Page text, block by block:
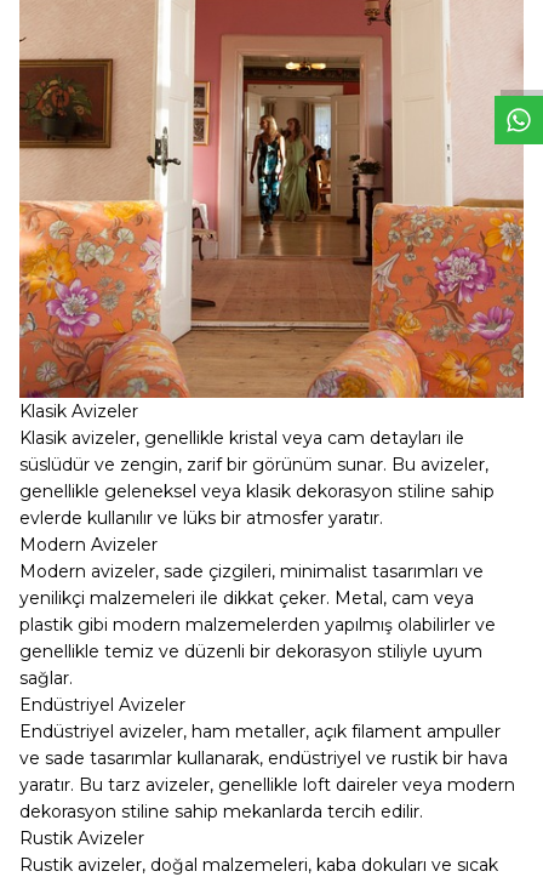
W
h
t
s
a
p
p
D
e
s
e
H
a
t
t
Klasik Avizeler
Klasik avizeler, genellikle kristal veya cam detayları ile
süslüdür ve zengin, zarif bir görünüm sunar. Bu avizeler,
genellikle geleneksel veya klasik dekorasyon stiline sahip
evlerde kullanılır ve lüks bir atmosfer yaratır.
Modern Avizeler
Modern avizeler, sade çizgileri, minimalist tasarımları ve
yenilikçi malzemeleri ile dikkat çeker. Metal, cam veya
plastik gibi modern malzemelerden yapılmış olabilirler ve
genellikle temiz ve düzenli bir dekorasyon stiliyle uyum
sağlar.
Endüstriyel Avizeler
Endüstriyel avizeler, ham metaller, açık filament ampuller
ve sade tasarımlar kullanarak, endüstriyel ve rustik bir hava
yaratır. Bu tarz avizeler, genellikle loft daireler veya modern
dekorasyon stiline sahip mekanlarda tercih edilir.
Rustik Avizeler
Rustik avizeler, doğal malzemeleri, kaba dokuları ve sıcak